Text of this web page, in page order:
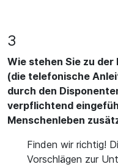
3
Wie stehen Sie zu
(die telefonische
durch den
verpflichtend
Menschenleben
Finden wir richtig!
Vorschlägen zur